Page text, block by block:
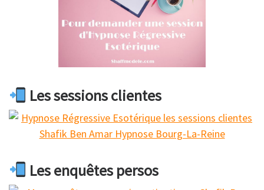
Les sessions clientes
Les enquêtes persos